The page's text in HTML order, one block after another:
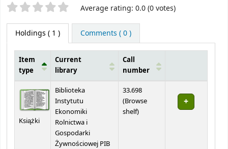
Star ratings Average rating: 0.0 (0 votes)
Holdings ( 1 ) Comments ( 0 )
Item
type
Current
library
Call
number
Książki
Biblioteka
Instytutu
Ekonomiki
Rolnictwa i
Gospodarki
Żywnościowej PIB
33.698
(Browse
shelf(Opens below)
)